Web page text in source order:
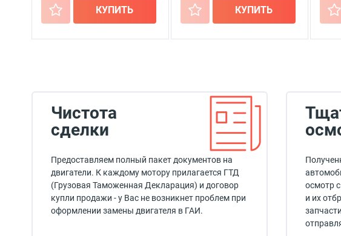
+ КУПИТЬ + КУПИТЬ +
Чистота
сделки
Предоставляем полный пакет документов на
двигатели. К каждому мотору прилагается ГТД
(Грузовая Таможенная Декларация) и договор
купли продажи - у Вас не возникнет проблем при
оформлении замены двигателя в ГАИ.
осмотр
и их